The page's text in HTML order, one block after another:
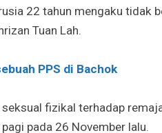
22 tahun mengaku tidak
Tuan Lah.
PPS di Bachok
fizikal terhadap
pada 26 November lalu.